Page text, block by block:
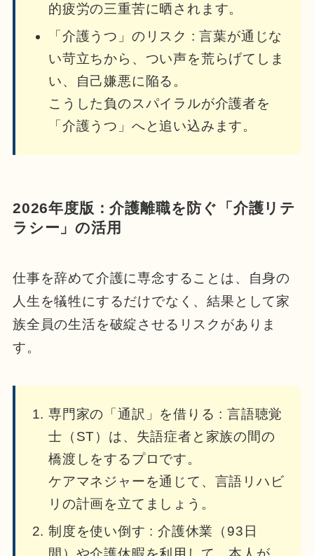
的疲労の三重苦に晒されます。
「介護うつ」のリスク : 言葉が通じな
い苛立ちから、つい声を荒らげてしま
い、自己嫌悪に陥る。
こうした負のスパイラルが介護者を
「介護うつ」へと追い込みます。
2026年度版：介護離職を防ぐ「介護リテ
ラシー」の活用
仕事を辞めて介護に専念することは、自身の
人生を犠牲にするだけでなく、結果として家
族全員の生活を破綻させるリスクがありま
す。
専門家の「通訳」を借りる : 言語聴覚
士（ST）は、失語症者と家族の間の
橋渡しをするプロです。
ケアマネジャーを通じて、言語リハビ
リの計画を立てましょう。
制度を使い倒す : 介護休業（93日